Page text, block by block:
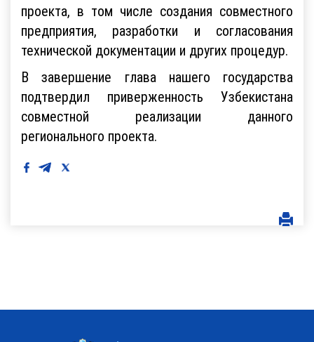
проекта, в том числе создания совместного
предприятия, разработки и согласования
технической документации и других процедур.
В завершение глава нашего государства
подтвердил приверженность Узбекистана
совместной реализации данного
регионального проекта.